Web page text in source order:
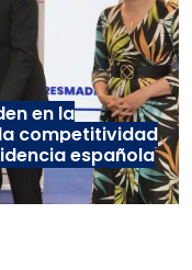
en la
competitividad
española